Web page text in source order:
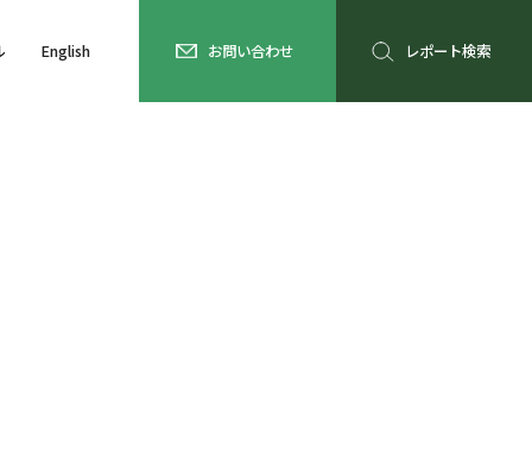
English お問い合わせ レポート検索